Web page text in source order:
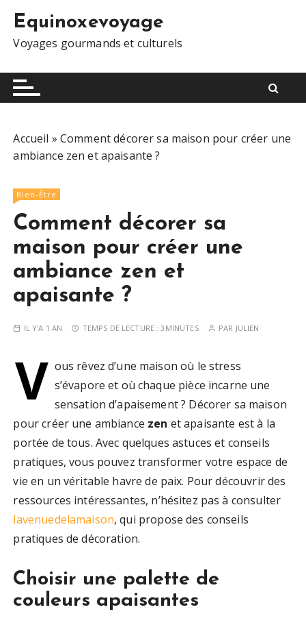
t
Equinoxevoyage
Voyages gourmands et culturels
Accueil » Comment décorer sa maison pour créer une
ambiance zen et apaisante ?
Bien-Être
Comment décorer sa
maison pour créer une
ambiance zen et
apaisante ?
IL Y'A 1 AN TEMPS DE LECTURE :3MINUTES PAR JULIEN
V ous rêvez d’une maison où le stress
s’évapore et où chaque pièce incarne une
sensation d’apaisement ? Décorer sa maison
pour créer une ambiance zen et apaisante est à la
portée de tous. Avec quelques astuces et conseils
pratiques, vous pouvez transformer votre espace de
vie en un véritable havre de paix. Pour découvrir des
ressources intéressantes, n’hésitez pas à consulter
lavenuedelamaison, qui propose des conseils
pratiques de décoration.
Choisir une palette de
couleurs apaisantes